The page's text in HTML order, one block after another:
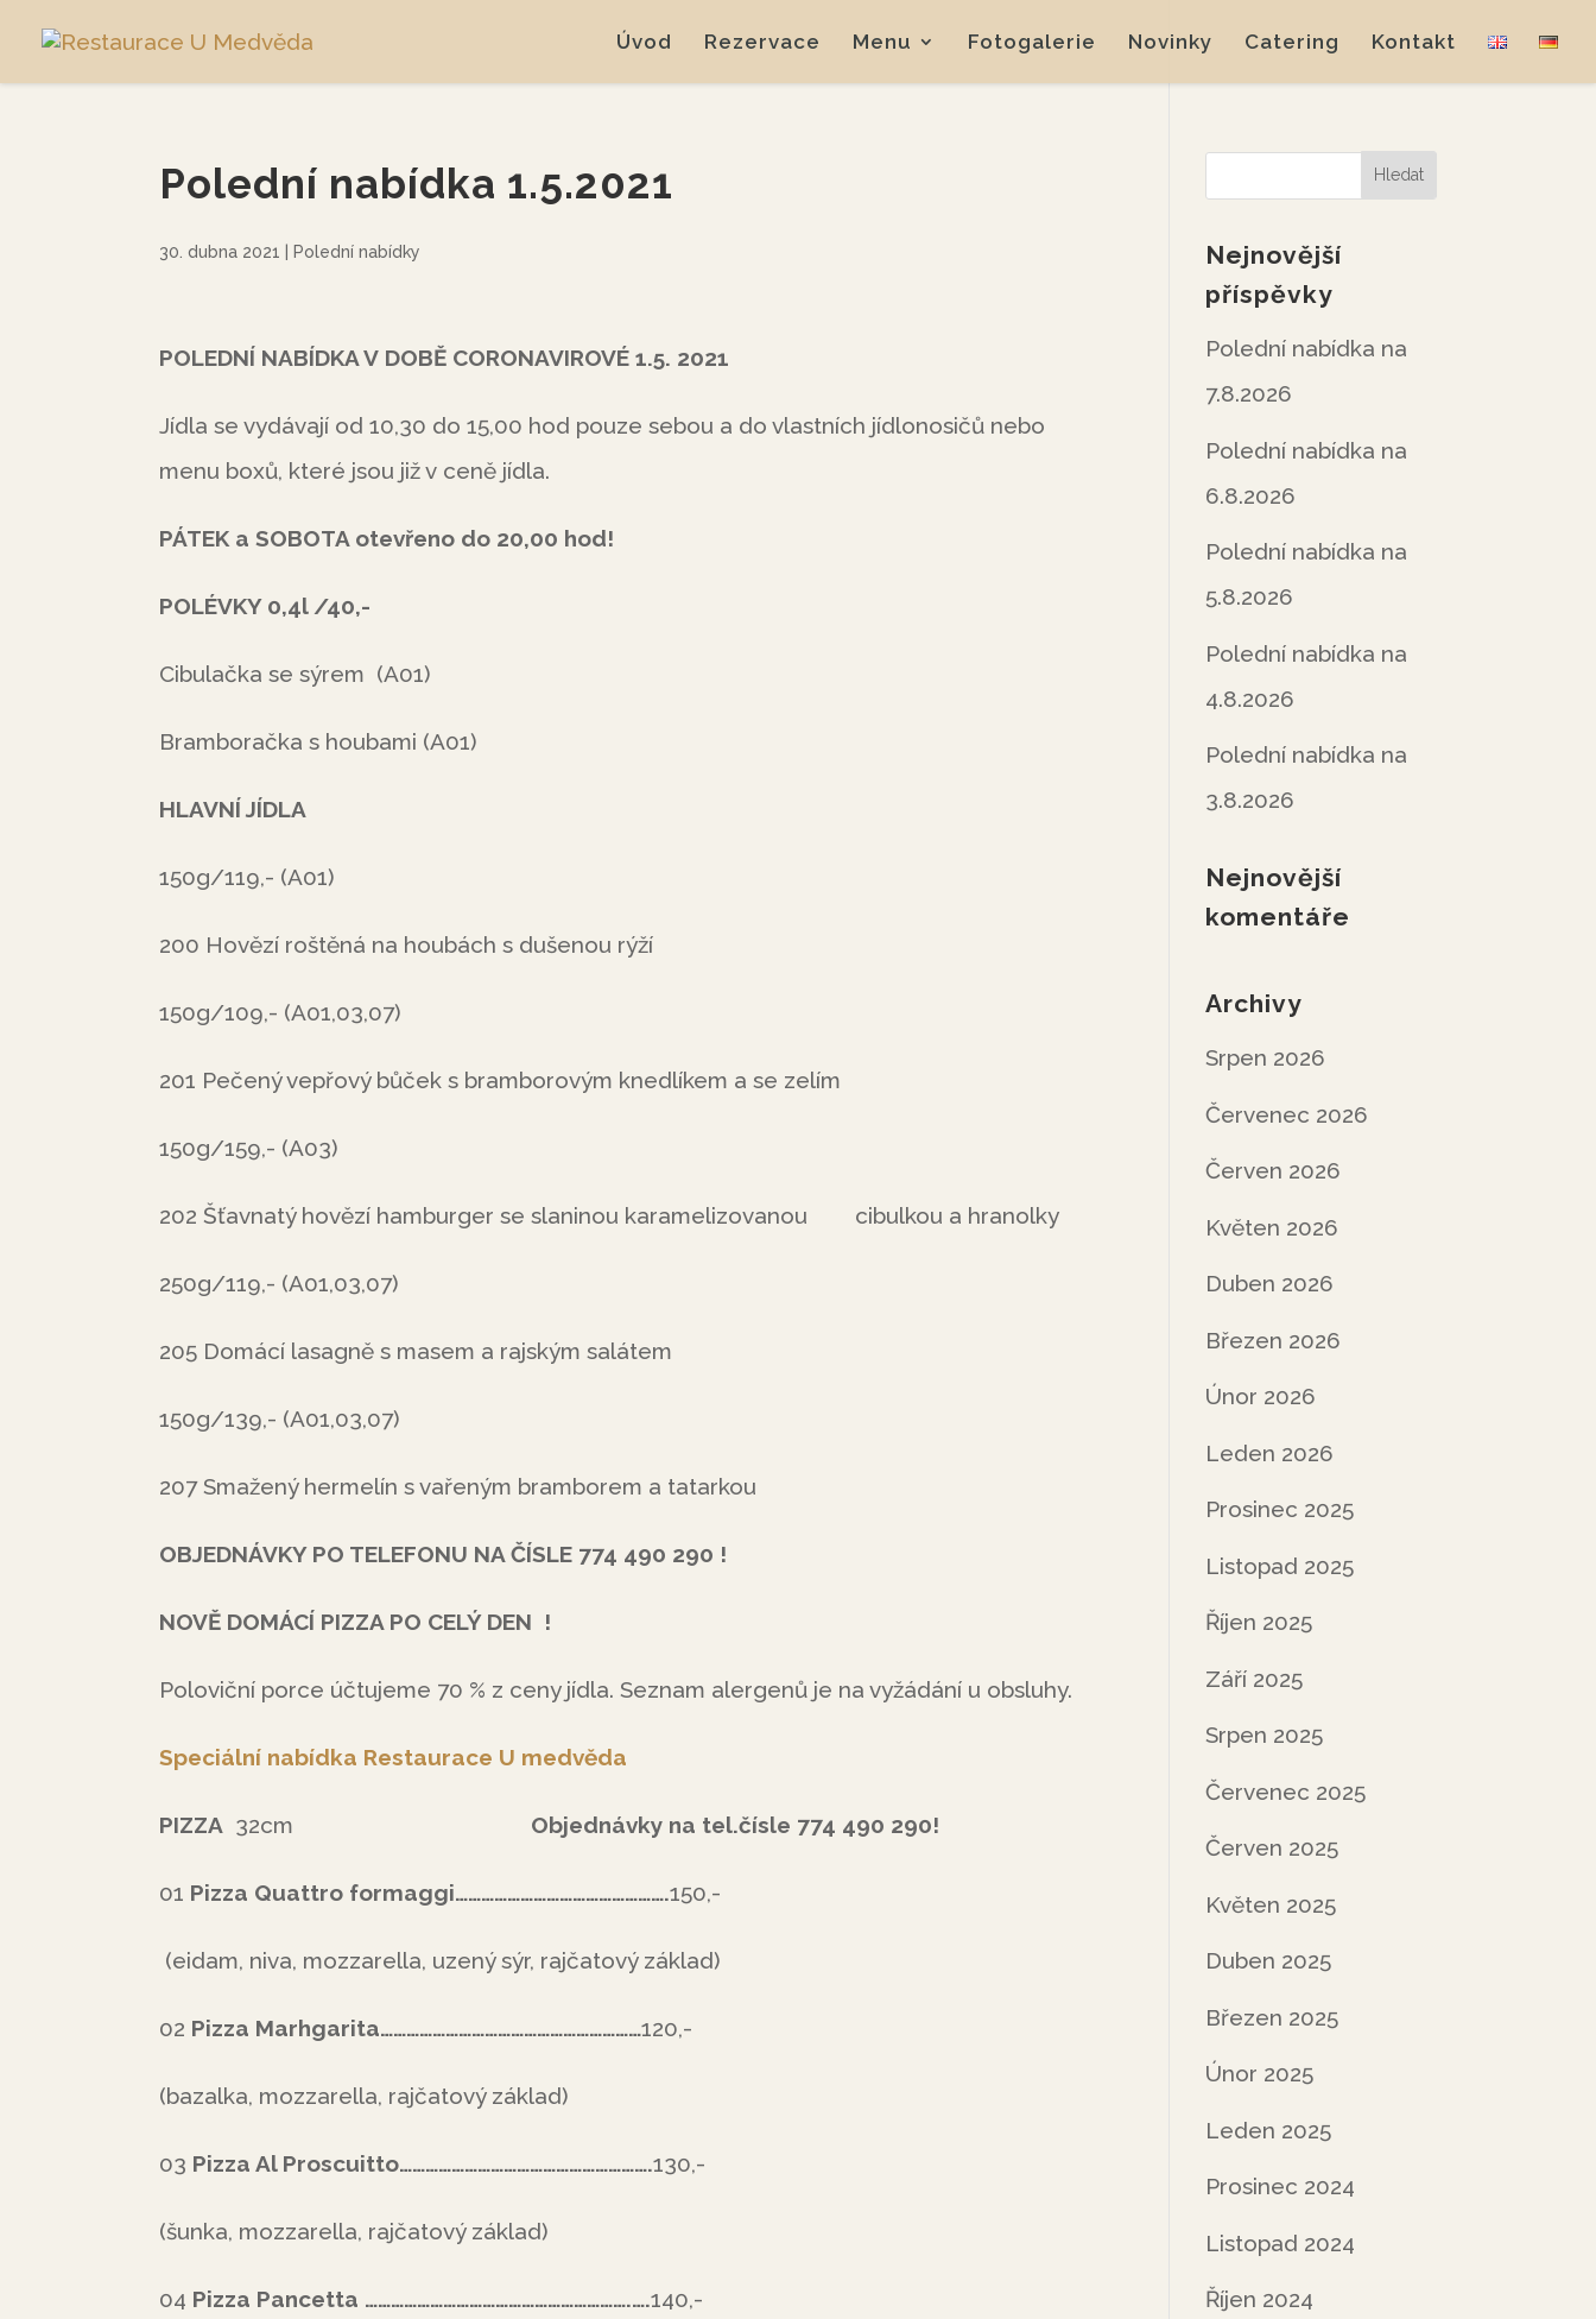
Úvod Rezervace Menu Fotogalerie Novinky Catering Kontakt
Polední nabídka 1.5.2021
30. dubna 2021 Polední nabídky
POLEDNÍ NABÍDKA V DOBĚ CORONAVIROVÉ 1.5. 2021
Jídla se vydávají od 10,30 do 15,00 hod pouze sebou a do vlastních jídlonosičů nebo
menu boxů, které jsou již v ceně jídla.
PÁTEK a SOBOTA otevřeno do 20,00 hod!
POLÉVKY 0,4l /40,-
Cibulačka se sýrem (A01)
Bramboračka s houbami (A01)
HLAVNÍ JÍDLA
150g/119,- (A01)
200 Hovězí roštěná na houbách s dušenou rýží
150g/109,- (A01,03,07)
201 Pečený vepřový bůček s bramborovým knedlíkem a se zelím
150g/159,- (A03)
202 Šťavnatý hovězí hamburger se slaninou karamelizovanou cibulkou a hranolky
250g/119,- (A01,03,07)
205 Domácí lasagně s masem a rajským salátem
150g/139,- (A01,03,07)
207 Smažený hermelín s vařeným bramborem a tatarkou
OBJEDNÁVKY PO TELEFONU NA ČÍSLE 774 490 290 !
NOVĚ DOMÁCÍ PIZZA PO CELÝ DEN !
Poloviční porce účtujeme 70 % z ceny jídla. Seznam alergenů je na vyžádání u obsluhy.
Speciální nabídka Restaurace U medvěda
PIZZA 32cm Objednávky na tel.čísle 774 490 290!
01 Pizza Quattro formaggi………………………………………….150,-
(eidam, niva, mozzarella, uzený sýr, rajčatový základ)
02 Pizza Marhgarita……………………………………………………120,-
(bazalka, mozzarella, rajčatový základ)
03 Pizza Al Proscuitto………………………………………………….130,-
(šunka, mozzarella, rajčatový základ)
04 Pizza Pancetta …………………………………………………….….140,-
Nejnovější
příspěvky
Polední nabídka na
7.8.2026
Polední nabídka na
6.8.2026
Polední nabídka na
5.8.2026
Polední nabídka na
4.8.2026
Polední nabídka na
3.8.2026
Nejnovější
komentáře
Archivy
Srpen 2026
Červenec 2026
Červen 2026
Květen 2026
Duben 2026
Březen 2026
Únor 2026
Leden 2026
Prosinec 2025
Listopad 2025
Říjen 2025
Září 2025
Srpen 2025
Červenec 2025
Červen 2025
Květen 2025
Duben 2025
Březen 2025
Únor 2025
Leden 2025
Prosinec 2024
Listopad 2024
Říjen 2024